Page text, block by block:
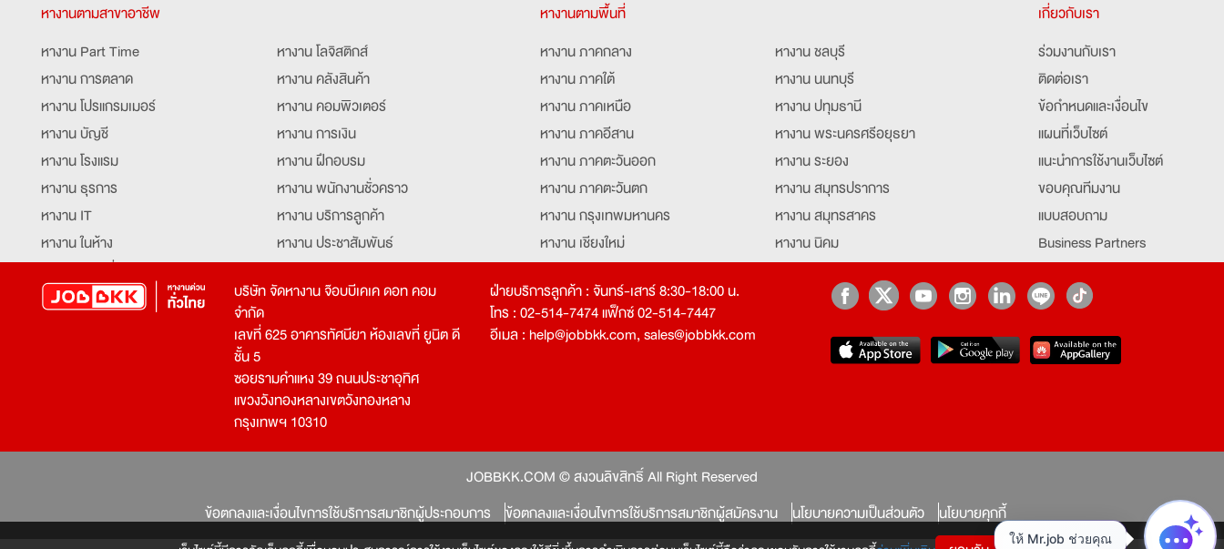
หางานตามสาขาอาชีพ
หางาน Part Time
หางาน การตลาด
หางาน โปรแกรมเมอร์
หางาน บัญชี
หางาน โรงแรม
หางาน ธุรการ
หางาน IT
หางาน ในห้าง
หางาน ท่องเที่ยว
หางาน จัดซื้อ
หางาน เจ้าหน้าที่รักษาความปลอดภัย
โปรแกรมเมอร์
หางาน โลจิสติกส์
หางาน คลังสินค้า
หางาน คอมพิวเตอร์
หางาน การเงิน
หางาน ฝึกอบรม
หางาน พนักงานชั่วคราว
หางาน บริการลูกค้า
หางาน ประชาสัมพันธ์
หางาน รับโทรศัพท์
หางาน ประสานงาน
หางาน จองตั๋ว
หางาน กุ๊ก
หางาน นักศึกษาฝึกงาน
หางาน Mobile Application
Developer
บริการสรรหาพนักงาน
บริษัทจัดหางาน
หางานตามพื้นที่
หางาน ภาคกลาง
หางาน ภาคใต้
หางาน ภาคเหนือ
หางาน ภาคอีสาน
หางาน ภาคตะวันออก
หางาน ภาคตะวันตก
หางาน กรุงเทพมหานคร
หางาน เชียงใหม่
หางาน ฉะเชิงเทรา
หางาน ชลบุรี
หางาน นนทบุรี
หางาน ปทุมธานี
หางาน พระนครศรีอยุธยา
หางาน ระยอง
หางาน สมุทรปราการ
หางาน สมุทรสาคร
หางาน นิคม
หางานอยุธยา
เกี่ยวกับเรา
ร่วมงานกับเรา
ติดต่อเรา
ข้อกำหนดและเงื่อนไข
แผนที่เว็บไซต์
แนะนำการใช้งานเว็บไซต์
ขอบคุณทีมงาน
แบบสอบถาม
Business Partners
Partner มหาวิทยาลัย
Job Index
job
บริษัท จัดหางาน จ๊อบบีเคเค ดอท คอม
จำกัด
เลขที่ 625 อาคารทัศนียา ห้องเลขที่ ยูนิต ดี
ชั้น 5
ซอยรามคำแหง 39 ถนนประชาอุทิศ
แขวงวังทองหลางเขตวังทองหลาง
กรุงเทพฯ 10310
ฝ่ายบริการลูกค้า : จันทร์-เสาร์ 8:30-18:00 น.
โทร : 02-514-7474 แฟ็กซ์ 02-514-7447
อีเมล : help@jobbkk.com,sales@jobbkk.com
JOBBKK.COM © สงวนลิขสิทธิ์ All Right Reserved
ข้อตกลงและเงื่อนไขการใช้บริการสมาชิกผู้ประกอบการ
ข้อตกลงและเงื่อนไขการใช้บริการสมาชิกผู้สมัครงาน นโยบายความเป็นส่วนตัว
นโยบายคุกกี้